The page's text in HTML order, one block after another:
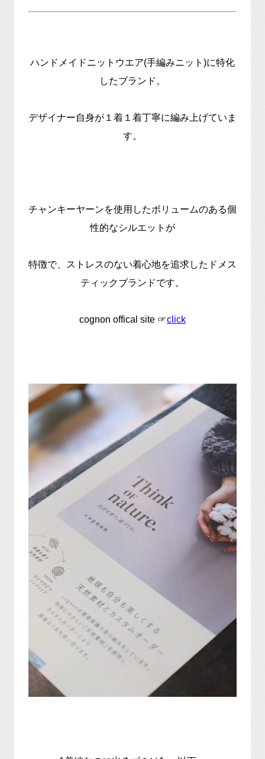
ハンドメイドニットウエア(手編みニット)に特化
したブランド。
デザイナー自身が１着１着丁寧に編み上げていま
す。
チャンキーヤーンを使用したボリュームのある個
性的なシルエットが
特徴で、ストレスのない着心地を追求したドメス
ティックブランドです。
cognon offical site ☞click